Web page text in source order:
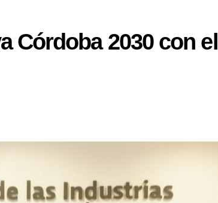
Córdoba 2030 con el